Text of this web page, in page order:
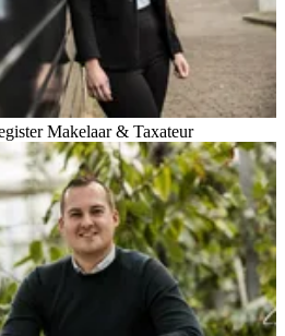
Makelaar & Taxateur